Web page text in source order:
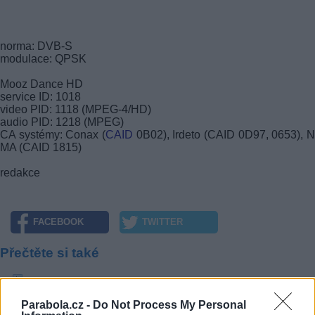
Parabola.cz - Do Not Process My Personal
norma: DVB-S
modulace: QPSK
Mooz Dance HD
service ID: 1018
video PID: 1118 (MPEG-4/HD)
audio PID: 1218 (MPEG)
CA systémy: Conax (CAID 0B02), Irdeto (CAID 0D97, 0653),
MA (CAID 1815)
redakce
FACEBOOK TWITTER
Přečtěte si také
DoQ a Fishing and Hunting na kapacitě UPC DTH
freeSAT testuje přechod na MPEG-4